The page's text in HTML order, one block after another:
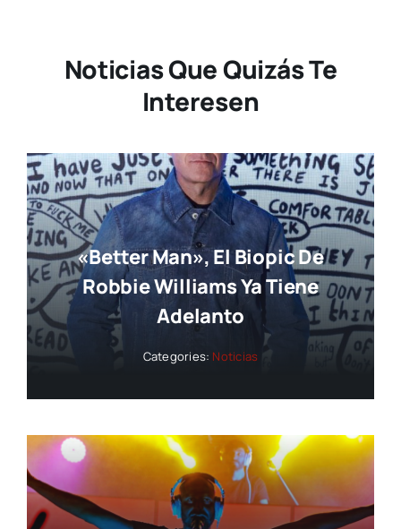
Noticias Que Quizás Te
Interesen
«Better Man», El Biopic De
Robbie Williams Ya Tiene
Adelanto
Categories: Noticias